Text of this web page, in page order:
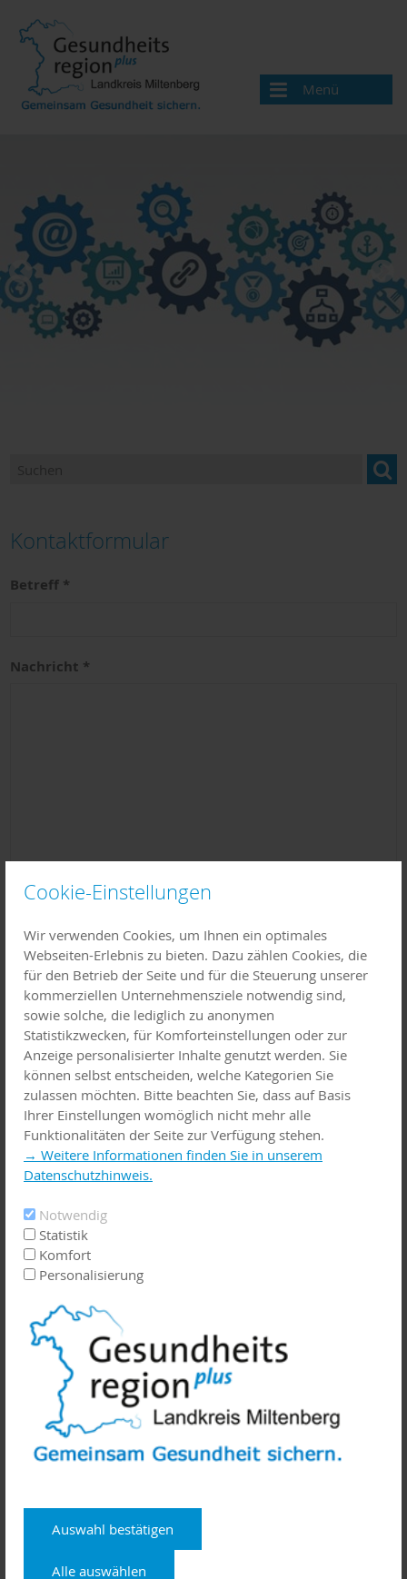
Cookie-Einstellungen
Wir verwenden Cookies, um Ihnen ein optimales
Webseiten-Erlebnis zu bieten. Dazu zählen Cookies, die
für den Betrieb der Seite und für die Steuerung unserer
kommerziellen Unternehmensziele notwendig sind,
sowie solche, die lediglich zu anonymen
Statistikzwecken, für Komforteinstellungen oder zur
Anzeige personalisierter Inhalte genutzt werden. Sie
können selbst entscheiden, welche Kategorien Sie
zulassen möchten. Bitte beachten Sie, dass auf Basis
Ihrer Einstellungen womöglich nicht mehr alle
Funktionalitäten der Seite zur Verfügung stehen.
→ Weitere Informationen finden Sie in unserem
Datenschutzhinweis.
Notwendig
Statistik
Komfort
Personalisierung
Auswahl bestätigen
Alle auswählen
Menü
Handlungsfelder
Gesundheitswegweiser
Kontaktformular
Betreff
Nachricht
Anrede
Name
Vorname
und Widerrufshinweise finden Sie in der